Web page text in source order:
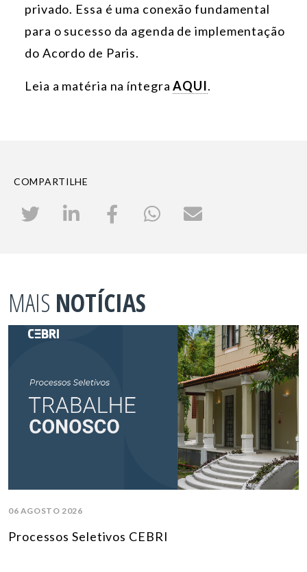
privado. Essa é uma conexão fundamental
para o sucesso da agenda de implementação
do Acordo de Paris.
Leia a matéria na íntegraAQUI.
COMPARTILHE
MAIS NOTÍCIAS
06 AGOSTO 2026
Processos Seletivos CEBRI